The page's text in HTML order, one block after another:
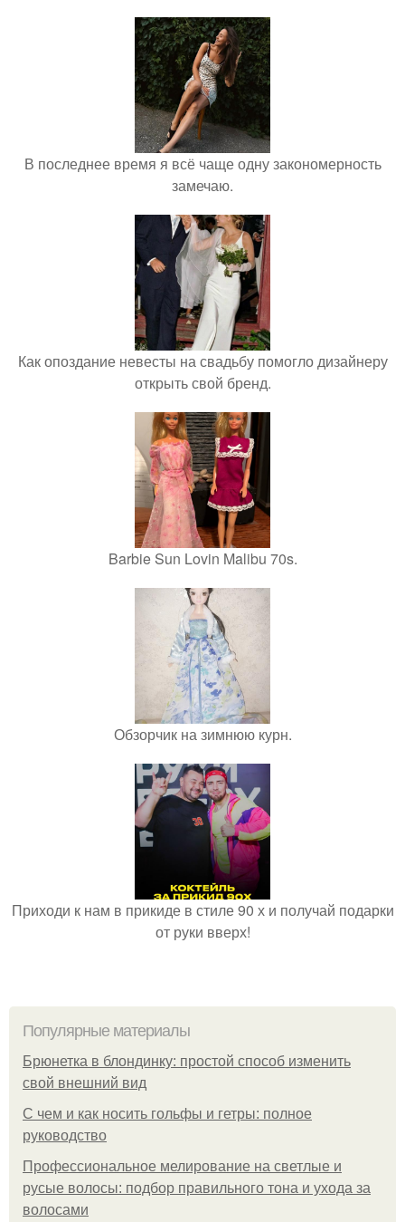
В последнее время я всё чаще одну закономерность
замечаю.
Как опоздание невесты на свадьбу помогло дизайнеру
открыть свой бренд.
Barbie Sun Lovin Malibu 70s.
Обзорчик на зимнюю курн.
Приходи к нам в прикиде в стиле 90 х и получай подарки
от руки вверх!
Популярные материалы
Брюнетка в блондинку: простой способ изменить
свой внешний вид
С чем и как носить гольфы и гетры: полное
руководство
Профессиональное мелирование на светлые и
русые волосы: подбор правильного тона и ухода за
волосами